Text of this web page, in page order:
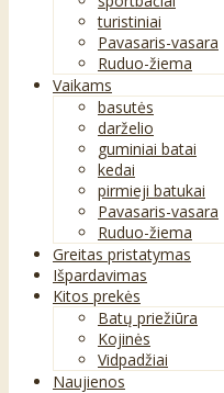
turistiniai
Pavasaris-vasara
Ruduo-žiema
Vaikams
basutės
darželio
guminiai batai
kedai
pirmieji batukai
Pavasaris-vasara
Ruduo-žiema
Greitas pristatymas
Išpardavimas
Kitos prekės
Batų priežiūra
Kojinės
Vidpadžiai
Naujienos